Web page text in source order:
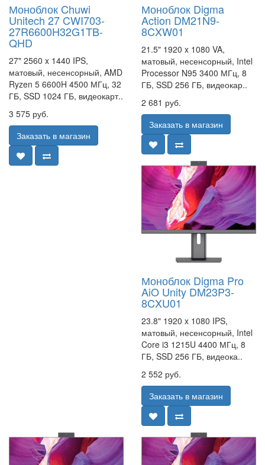
Моноблок Chuwi
Unitech 27 CWI703-
27R6600H32G1TB-
QHD
27" 2560 x 1440 IPS,
матовый, несенсорный, AMD
Ryzen 5 6600H 4500 МГц, 32
ГБ, SSD 1024 ГБ, видеокарт..
3 575 руб.
Заказать в магазин
Моноблок Digma
Action DM21N9-
8CXW01
21.5" 1920 x 1080 VA,
матовый, несенсорный, Intel
Processor N95 3400 МГц, 8
ГБ, SSD 256 ГБ, видеокар..
2 681 руб.
Заказать в магазин
Моноблок Digma Pro
AiO Unity DM23P3-
8CXU01
23.8" 1920 x 1080 IPS,
матовый, несенсорный, Intel
Core i3 1215U 4400 МГц, 8
ГБ, SSD 256 ГБ, видеока..
2 552 руб.
Заказать в магазин